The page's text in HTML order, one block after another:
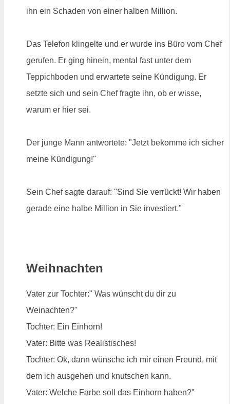
ihn ein Schaden von einer halben Million.
Das Telefon klingelte und er wurde ins Büro vom Chef
gerufen. Er ging hinein, mental fast unter dem
Teppichboden und erwartete seine Kündigung. Er
setzte sich und sein Chef fragte ihn, ob er wisse,
warum er hier sei.
Der junge Mann antwortete: "Jetzt bekomme ich sicher
meine Kündigung!"
Sein Chef sagte darauf: "Sind Sie verrückt! Wir haben
gerade eine halbe Million in Sie investiert."
Weihnachten
Vater zur Tochter:" Was wünscht du dir zu
Weinachten?"
Tochter: Ein Einhorn!
Vater: Bitte was Realistisches!
Tochter: Ok, dann wünsche ich mir einen Freund, mit
dem ich ausgehen und knutschen kann.
Vater: Welche Farbe soll das Einhorn haben?"